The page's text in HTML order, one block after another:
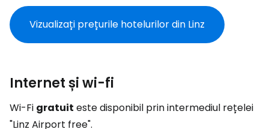
Vizualizați prețurile hotelurilor din Linz
Internet și wi-fi
Wi-Fi gratuit este disponibil prin intermediul rețelei
"Linz Airport free".